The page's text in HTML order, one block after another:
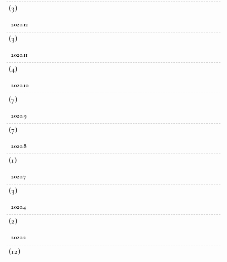
(3)
2020.12
(3)
2020.11
(4)
2020.10
(7)
2020.9
(7)
2020.8
(1)
2020.7
(3)
2020.4
(2)
2020.2
(12)